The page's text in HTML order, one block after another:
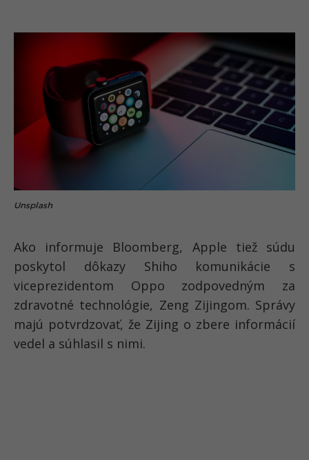
Unsplash
Ako informuje Bloomberg, Apple tiež súdu
poskytol dôkazy Shiho komunikácie s
viceprezidentom Oppo zodpovedným za
zdravotné technológie, Zeng Zijingom. Správy
majú potvrdzovať, že Zijing o zbere informácií
vedel a súhlasil s nimi.